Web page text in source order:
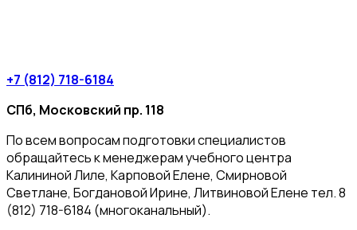
+7 (812) 718-6184
СПб, Московский пр. 118
По всем вопросам подготовки специалистов
обращайтесь к менеджерам учебного центра
Калининой Лиле, Карповой Елене, Смирновой
Светлане, Богдановой Ирине, Литвиновой Елене тел. 8
(812) 718-6184 (многоканальный).